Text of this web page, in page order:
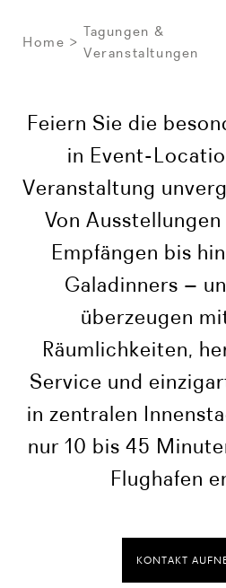
Home
Tagungen &
Veranstaltungen
Feiern Sie die
in Event-
Veranstaltung
Von
Empfängen bis
Galadinners –
überzeugen
Räumlichkeiten,
Service und
in zentralen
nur 10 bis 45
Flughafen
KONTAKT